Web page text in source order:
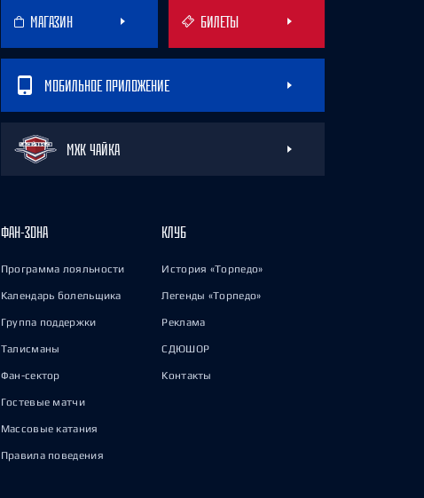
МАГАЗИН БИЛЕТЫ
МОБИЛЬНОЕ ПРИЛОЖЕНИЕ
МХК ЧАЙКА
ФАН-ЗОНА
Программа лояльности
Календарь болельщика
Группа поддержки
Талисманы
Фан-сектор
Гостевые матчи
Массовые катания
Правила поведения
КЛУБ
История «Торпедо»
Легенды «Торпедо»
Реклама
СДЮШОР
Контакты